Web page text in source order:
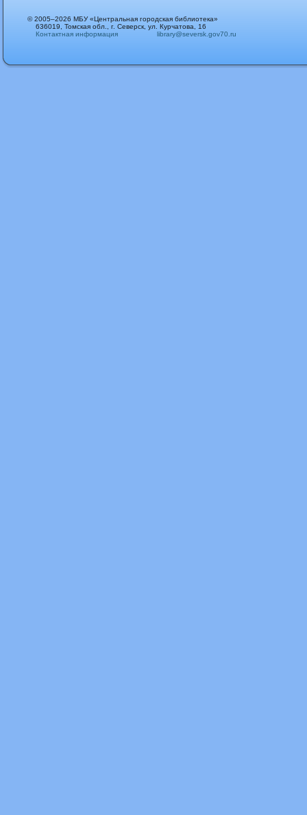
© 2005–2026 МБУ «Центральная городская библиотека»
636019, Томская обл., г. Северск, ул. Курчатова, 16
Контактная информация
library@seversk.gov70.ru